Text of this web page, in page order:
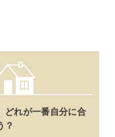
どれが一番自分に合
？